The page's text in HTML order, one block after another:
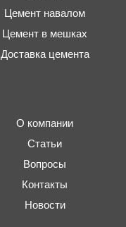
Цемент навалом
Цемент в мешках
Доставка цемента
О компании
Статьи
Вопросы
Контакты
Новости